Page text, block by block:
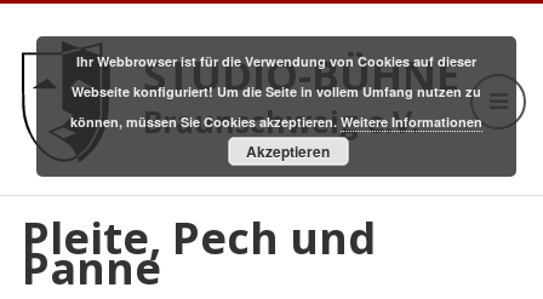
STUDIO-BÜHNE
Braunschweig e.V.
Pleite, Pech und
Panne
Ihr Webbrowser ist für die Verwendung von Cookies auf dieser
Webseite konfiguriert! Um die Seite in vollem Umfang nutzen zu
können, müssen Sie Cookies akzeptieren. Weitere Informationen
Akzeptieren